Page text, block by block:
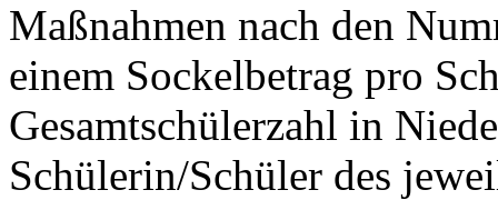
Maßnahmen nach den
einem Sockelbetrag pro
Gesamtschülerzahl in
Schülerin/Schüler des